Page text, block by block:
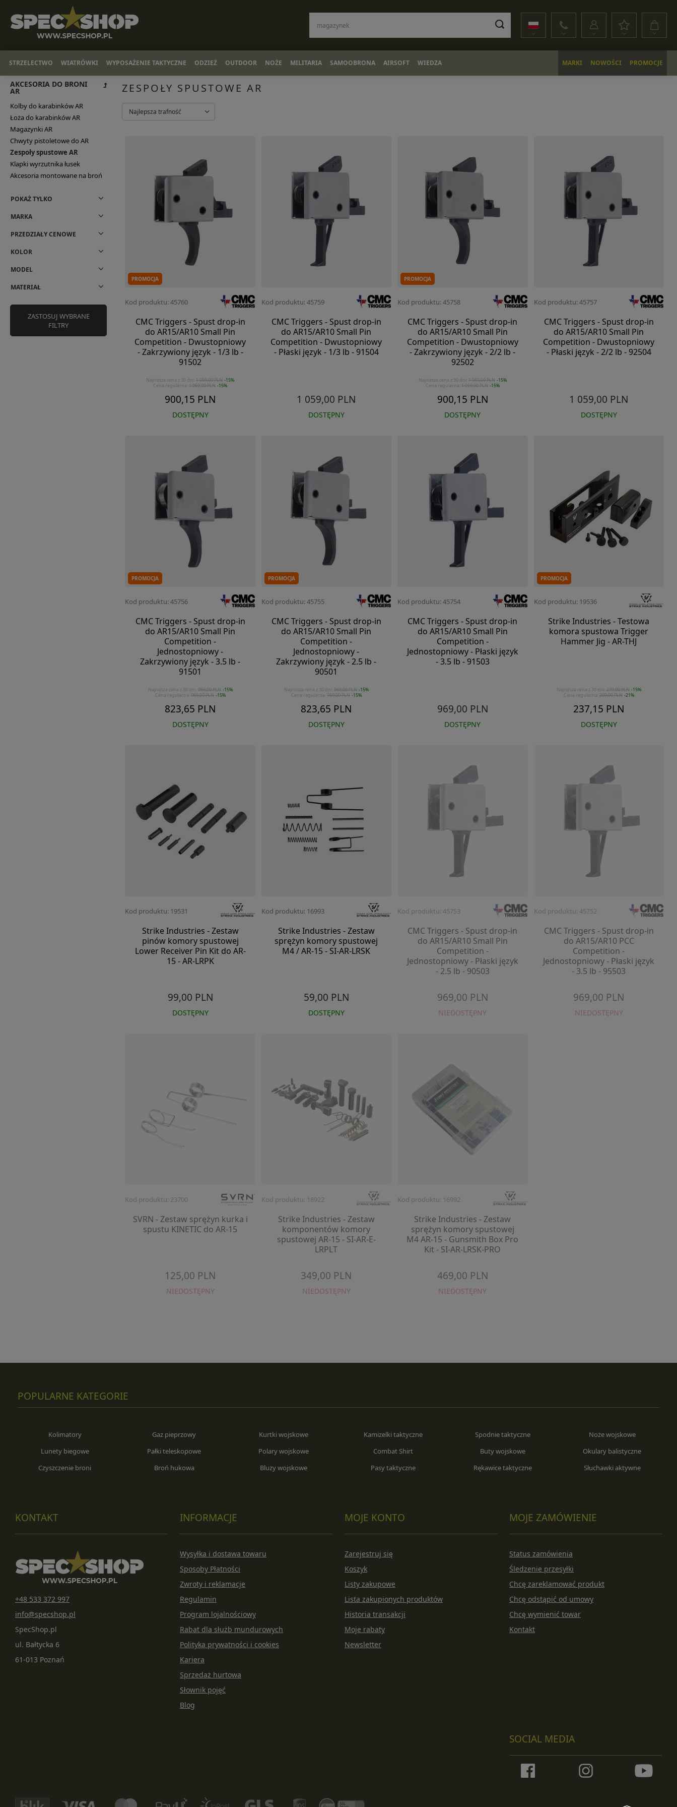
STRZELECTWO WIATRÓWKI WYPOSAŻENIE TAKTYCZNE ODZIEŻ OUTDOOR NOŻE MILITARIA SAMOOBRONA AIRSOFT WIEDZA MARKI NOWOŚCI PROMOCJE
AKCESORIA DO BRONI
AR
Kolby do karabinków AR
Łoża do karabinków AR
Magazynki AR
Chwyty pistoletowe do AR
Zespoły spustowe AR
Klapki wyrzutnika łusek
Akcesoria montowane na broń
POKAŻ TYLKO
MARKA
PRZEDZIAŁY CENOWE
KOLOR
MODEL
MATERIAŁ
ZASTOSUJ WYBRANE
FILTRY
ZESPOŁY SPUSTOWE AR
Najlepsza trafność
PROMOCJA
Kod produktu: 45760
CMC Triggers - Spust drop-in
do AR15/AR10 Small Pin
Competition - Dwustopniowy
- Zakrzywiony język - 1/3 lb -
91502
900,15 PLN
Najniższa cena z 30 dni:1 059,00 PLN -15%
Cena regularna:1 059,00 PLN -15%
DOSTĘPNY
Kod produktu: 45759
CMC Triggers - Spust drop-in
do AR15/AR10 Small Pin
Competition - Dwustopniowy
- Płaski język - 1/3 lb - 91504
1 059,00 PLN
DOSTĘPNY
PROMOCJA
Kod produktu: 45758
CMC Triggers - Spust drop-in
do AR15/AR10 Small Pin
Competition - Dwustopniowy
- Zakrzywiony język - 2/2 lb -
92502
900,15 PLN
Najniższa cena z 30 dni: 1 059,00 PLN -15%
Cena regularna: 1 059,00 PLN -15%
DOSTĘPNY
Kod produktu: 45757
CMC Triggers - Spust drop-in
do AR15/AR10 Small Pin
Competition - Dwustopniowy
- Płaski język - 2/2 lb - 92504
1 059,00 PLN
DOSTĘPNY
PROMOCJA
Kod produktu: 45756
CMC Triggers - Spust drop-in
do AR15/AR10 Small Pin
Competition -
Jednostopniowy -
Zakrzywiony język - 3.5 lb -
91501
823,65 PLN
Najniższa cena z 30 dni: 969,00 PLN -15%
Cena regularna: 969,00 PLN -15%
DOSTĘPNY
PROMOCJA
Kod produktu: 45755
CMC Triggers - Spust drop-in
do AR15/AR10 Small Pin
Competition -
Jednostopniowy -
Zakrzywiony język - 2.5 lb -
90501
823,65 PLN
Najniższa cena z 30 dni: 969,00 PLN -15%
Cena regularna: 969,00 PLN -15%
DOSTĘPNY
Kod produktu: 45754
CMC Triggers - Spust drop-in
do AR15/AR10 Small Pin
Competition -
Jednostopniowy - Płaski język
- 3.5 lb - 91503
969,00 PLN
DOSTĘPNY
PROMOCJA
Kod produktu: 19536
Strike Industries - Testowa
komora spustowa Trigger
Hammer Jig - AR-THJ
237,15 PLN
Najniższa cena z 30 dni: 279,00 PLN -15%
Cena regularna: 299,00 PLN -21%
DOSTĘPNY
Kod produktu: 19531
Strike Industries - Zestaw
pinów komory spustowej
Lower Receiver Pin Kit do AR-
15 - AR-LRPK
99,00 PLN
DOSTĘPNY
Kod produktu: 16993
Strike Industries - Zestaw
sprężyn komory spustowej
M4 / AR-15 - SI-AR-LRSK
59,00 PLN
DOSTĘPNY
Kod produktu: 45753
CMC Triggers - Spust drop-in
do AR15/AR10 Small Pin
Competition -
Jednostopniowy - Płaski język
- 2.5 lb - 90503
969,00 PLN
NIEDOSTĘPNY
Kod produktu: 45752
CMC Triggers - Spust drop-in
do AR15/AR10 PCC
Competition -
Jednostopniowy - Płaski język
- 3.5 lb - 95503
969,00 PLN
NIEDOSTĘPNY
Kod produktu: 23700
SVRN - Zestaw sprężyn kurka i
spustu KINETIC do AR-15
125,00 PLN
NIEDOSTĘPNY
Kod produktu: 18922
Strike Industries - Zestaw
komponentów komory
spustowej AR-15 - SI-AR-E-
LRPLT
349,00 PLN
NIEDOSTĘPNY
Kod produktu: 16992
Strike Industries - Zestaw
sprężyn komory spustowej
M4 AR-15 - Gunsmith Box Pro
Kit - SI-AR-LRSK-PRO
469,00 PLN
NIEDOSTĘPNY
POPULARNE KATEGORIE
Kolimatory
Lunety biegowe
Czyszczenie broni
Gaz pieprzowy
Pałki teleskopowe
Broń hukowa
Kurtki wojskowe
Polary wojskowe
Bluzy wojskowe
Kamizelki taktyczne
Combat Shirt
Pasy taktyczne
Spodnie taktyczne
Buty wojskowe
Rękawice taktyczne
Noże wojskowe
Okulary balistyczne
Słuchawki aktywne
MOJE ZAMÓWIENIE
Status zamówienia
Śledzenie przesyłki
Chcę zareklamować produkt
Chcę odstąpić od umowy
Chcę wymienić towar
Kontakt
MOJE KONTO
Zarejestruj się
Koszyk
Listy zakupowe
Lista zakupionych produktów
Historia transakcji
Moje rabaty
Newsletter
KONTAKT
+48 533 372 997
info@specshop.pl
SpecShop.pl
ul. Bałtycka 6
61-013 Poznań
INFORMACJE
Wysyłka i dostawa towaru
Sposoby Płatności
Zwroty i reklamacje
Regulamin
Program lojalnościowy
Rabat dla służb mundurowych
Polityka prywatności i cookies
Kariera
Sprzedaż hurtowa
Słownik pojęć
Blog
SOCIAL MEDIA